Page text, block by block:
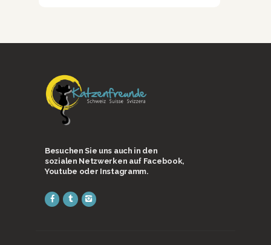
Besuchen Sie uns auch in den
sozialen Netzwerken auf Facebook,
Youtube oder Instagramm.